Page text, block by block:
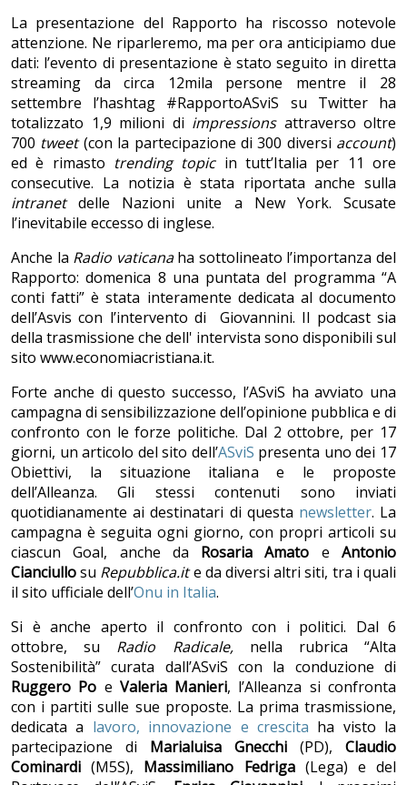
La presentazione del Rapporto ha riscosso notevole
attenzione. Ne riparleremo, ma per ora anticipiamo due
dati: l’evento di presentazione è stato seguito in diretta
streaming da circa 12mila persone mentre il 28
settembre l’hashtag #RapportoASviS su Twitter ha
totalizzato 1,9 milioni di impressionsattraverso oltre
700 tweet(con la partecipazione di 300 diversi account)
ed è rimasto trending topicin tutt’Italia per 11 ore
consecutive. La notizia è stata riportata anche sulla
intranetdelle Nazioni unite a New York. Scusate
l’inevitabile eccesso di inglese.
Anche la Radio vaticanaha sottolineato l’importanza del
Rapporto: domenica 8 una puntata del programma “A
conti fatti” è stata interamente dedicata al documento
dell’Asvis con l’intervento di Giovannini. Il podcast sia
della trasmissione che dell' intervista sono disponibili sul
sito www.economiacristiana.it.
Forte anche di questo successo, l’ASviS ha avviato una
campagna di sensibilizzazione dell’opinione pubblica e di
confronto con le forze politiche. Dal 2 ottobre, per 17
giorni, un articolo del sito dell’ASviS presenta uno dei 17
Obiettivi, la situazione italiana e le proposte
dell’Alleanza. Gli stessi contenuti sono inviati
quotidianamente ai destinatari di questa newsletter. La
campagna è seguita ogni giorno, con propri articoli su
ciascun Goal, anche da Rosaria Amato eAntonio
Cianciullosu Repubblica.ite da diversi altri siti, tra i quali
il sito ufficiale dell’Onu in Italia.
Si è anche aperto il confronto con i politici. Dal 6
ottobre, su Radio Radicale,nella rubrica “Alta
Sostenibilità” curata dall’ASviS con la conduzione di
Ruggero Po e Valeria Manieri, l’Alleanza si confronta
con i partiti sulle sue proposte. La prima trasmissione,
dedicata a lavoro, innovazione e crescita ha visto la
partecipazione di Marialuisa Gnecchi (PD), Claudio
Cominardi (M5S), Massimiliano Fedriga(Lega) e del